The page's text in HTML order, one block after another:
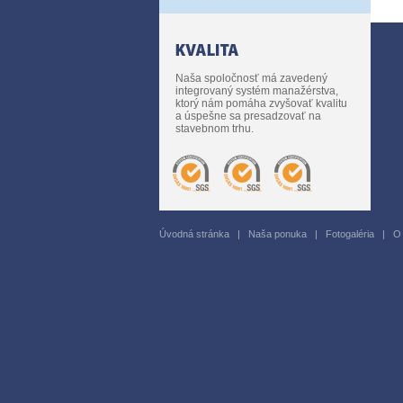
Naša spoločnosť má zavedený
integrovaný systém manažérstva,
ktorý nám pomáha zvyšovať kvalitu
a úspešne sa presadzovať na
stavebnom trhu.
Úvodná stránka | Naša ponuka | Fotogaléria | O